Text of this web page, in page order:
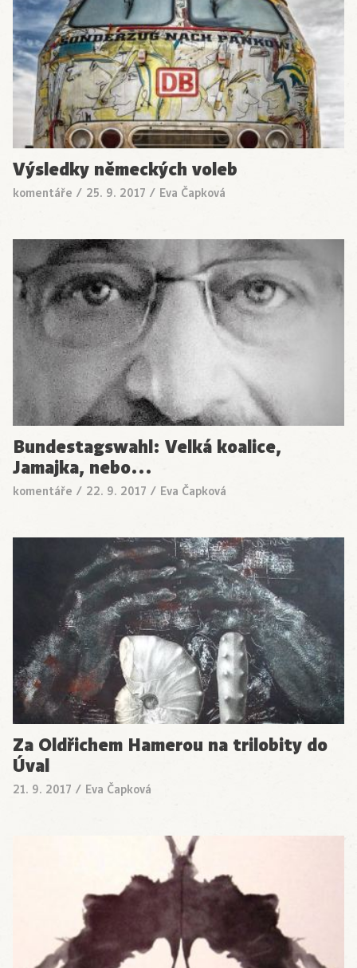
Výsledky německých voleb
komentáře / 25. 9. 2017 / Eva Čapková
Bundestagswahl: Velká koalice,
Jamajka, nebo…
komentáře / 22. 9. 2017 / Eva Čapková
Za Oldřichem Hamerou na trilobity do
Úval
21. 9. 2017 / Eva Čapková